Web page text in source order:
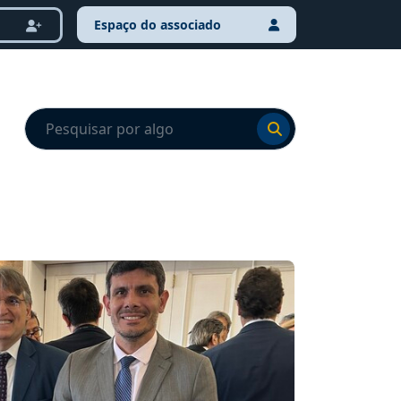
Espaço do associado
Ir para o resultado
Ir para o resultado